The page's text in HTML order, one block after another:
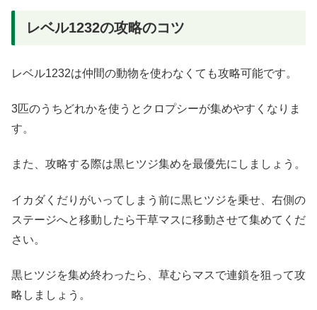
レベル1232の攻略のコツ
レベル1232は仲間の動物を使わなくても攻略可能です。
3匹のうちどれかを使うとクロプシーが集めやすくなりま
す。
また、攻略する際は黒ヒツジ集めを最優先にしましょう。
イカダくだりがいってしまう前に黒ヒツジを乗せ、右側の
ステージへと移動したら干草マスに移動させて集めてくだ
さい。
黒ヒツジを集め終わったら、草むらマスで連鎖を狙って攻
略しましょう。